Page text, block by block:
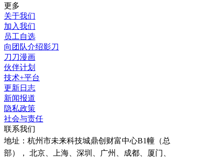
更多
关于我们
加入我们
员工自选
向团队介绍影刀
刀刀漫画
伙伴计划
技术+平台
更新日志
新闻报道
隐私政策
社会与责任
联系我们
地址： 杭州市未来科技城鼎创财富中心B1幢（总
部）， 北京、上海、深圳、广州、成都、厦门、